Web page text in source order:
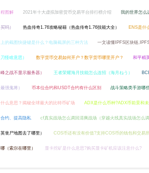
程图解 2021年十大虚拟加密货币交易平台排行榜介绍 我的世界怎么
买吗） 热血传奇1.76攻略秘籍（热血传奇1.76技能大全） ENS是什
上的截图快捷键是什么？电脑截屏的三种方法 一文读懂IPFS区块链
刀怪啥意思） 数字货币交易如何开户？数字货币哪里开户？ 和平精
峰之战不显示服务器） 王者荣耀海月技能怎么连招（海月ねう）
最强鬼将） 币本位合约和USDT合约有什么区别 战斗策略类手游哪
什么意思？揭秘全球最大的比特币矿场 ADX是什么币种?ADX币前景和
合约、提高隐私 cf真实战场怎么调回清爽战场（穿越火线真实战场怎么调
英丧尸地图去了哪里） COS币还有没有价值?支持COS币的钱包和交易
哪（索尔在哪里） 显卡挖矿是什么意思?购买显卡矿机应该注意什么?